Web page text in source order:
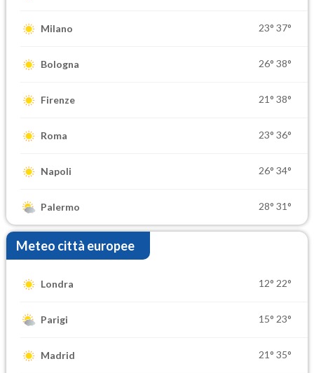
Milano 23° 37°
Bologna 26° 38°
Firenze 21° 38°
Roma 23° 36°
Napoli 26° 34°
Palermo 28° 31°
Meteo città europee
Londra 12° 22°
Parigi 15° 23°
Madrid 21° 35°